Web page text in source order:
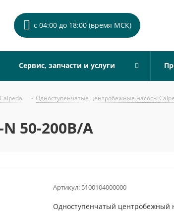
с 04:00 до 18:00 (время МСК)
Сервис, запчасти и услуги
- Одноступенчатые центробежные насосы
50-200B/A
Артикул: 5100104000000
Одноступенчатый центробежный